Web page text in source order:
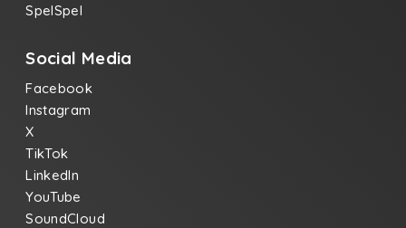
SpelSpel
Social Media
Facebook
Instagram
X
TikTok
LinkedIn
YouTube
SoundCloud